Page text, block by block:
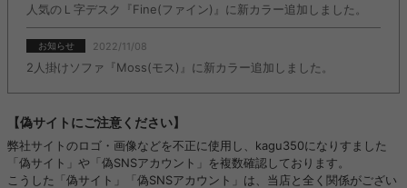
人気のＬ字デスク『Fine(ファイン)』に新カラー追加しました。
お知らせ 2022/11/08
2人掛けソファ『Moss(モス)』に新カラー追加しました。
【偽サイトにご注意ください】
弊社サイトのロゴ・画像などを不正に使用し、kagu350になりすました
「偽サイト」や「偽SNSアカウント」を複数確認しております。
こうした「偽サイト」「偽SNSアカウント」は、当店と全く関係がござい